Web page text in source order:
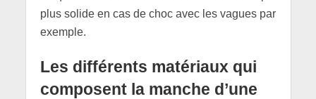
plus solide en cas de choc avec les vagues par
exemple.
Les différents matériaux qui
composent la manche d’une